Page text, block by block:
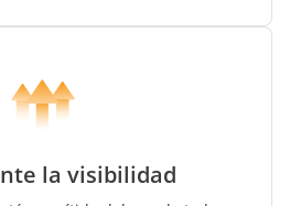
la visibilidad